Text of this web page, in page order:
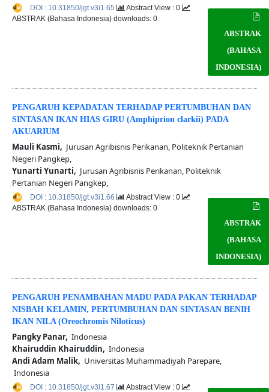
ABSTRAK
(BAHASA
INDONESIA)
DOI : 10.31850/jgt.v3i1.65
Abstract View : 0
ABSTRAK (Bahasa Indonesia) downloads: 0
PENGARUH KEPADATAN TERHADAP PERTUMBUHAN DAN
SINTASAN IKAN HIAS GIRU (Amphiprion clarkii) PADA
AKUARIUM
Mauli Kasmi, Jurusan Agribisnis Perikanan, Politeknik Pertanian
Negeri Pangkep,
Yunarti Yunarti, Jurusan Agribisnis Perikanan, Politeknik
Pertanian Negeri Pangkep,
ABSTRAK
(BAHASA
INDONESIA)
DOI : 10.31850/jgt.v3i1.66
Abstract View : 0
ABSTRAK (Bahasa Indonesia) downloads: 0
PENGARUH PENAMBAHAN MADU PADA PAKAN TERHADAP
NISBAH KELAMIN, PERTUMBUHAN DAN SINTASAN BENIH
IKAN NILA (Oreochromis Niloticus)
Pangky Panar, Indonesia
Khairuddin Khairuddin, Indonesia
Andi Adam Malik, Universitas Muhammadiyah Parepare,
Indonesia
DOI : 10.31850/jgt.v3i1.67
Abstract View : 0